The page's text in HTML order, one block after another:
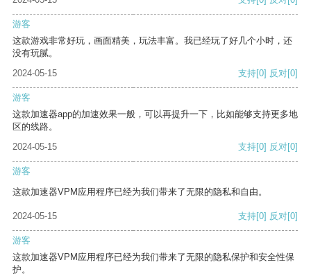
游客
这款游戏非常好玩，画面精美，玩法丰富。我已经玩了好几个小时，还
没有玩腻。
2024-05-15
支持[0] 反对[0]
游客
这款加速器app的加速效果一般，可以再提升一下，比如能够支持更多地
区的线路。
2024-05-15
支持[0] 反对[0]
游客
这款加速器VPM应用程序已经为我们带来了无限的隐私和自由。
2024-05-15 支持[0] 反对[0]
游客
这款加速器VPM应用程序已经为我们带来了无限的隐私保护和安全性保
护。